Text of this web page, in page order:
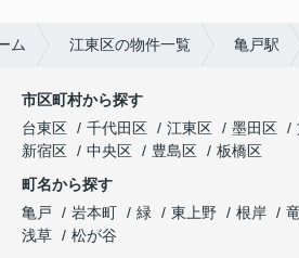
ム 江東区の物件一覧 亀戸駅
市区町村から探す
台東区
千代田区 江東区 墨田区
新宿区
中央区 豊島区
板橋区
町名から探す
亀戸
岩本町 緑 東上野 根岸
浅草
松が谷